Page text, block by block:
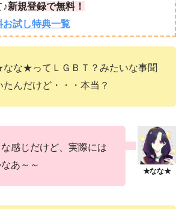
♪新規登録で無料！
お試し特典一覧
な★ってＬＧＢＴ？みたいな事聞
たんだけど・・・本当？
感じだけど、実際には
あ～～